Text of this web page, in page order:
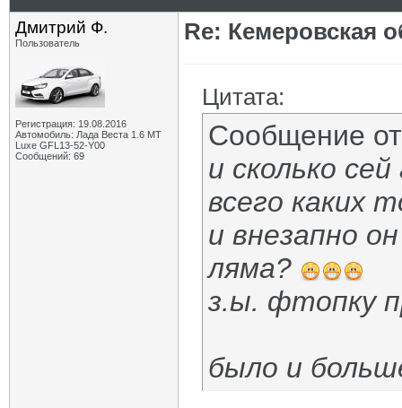
Дмитрий Ф.
Пользователь
Регистрация: 19.08.2016
Автомобиль: Лада Веста 1.6 MT
Luxe GFL13-52-Y00
Сообщений: 69
Re: Кемеровская
Цитата:
Сообщение
и сколько
всего каких
и внезапно
ляма?
з.ы. фтопку
было и